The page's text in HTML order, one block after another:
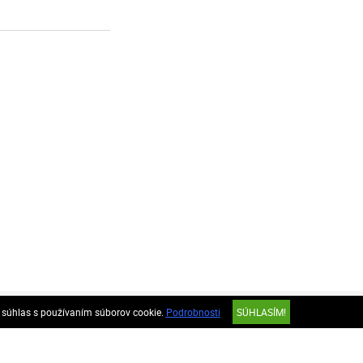
s používaním súborov cookie. Podrobnosti SÚHLASÍM!